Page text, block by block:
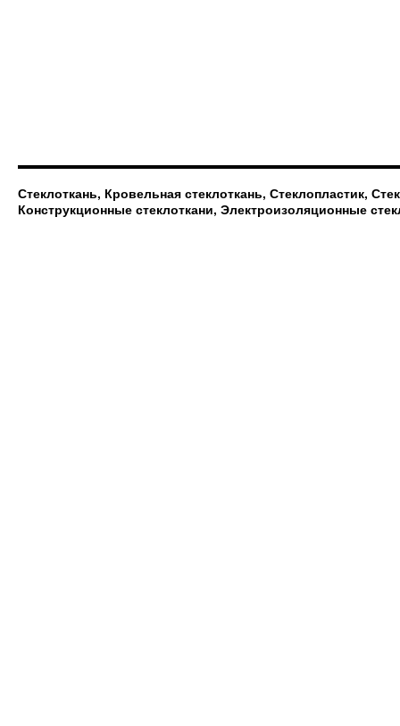
Стеклоткань, Кровельная стеклоткань, Стеклопластик,
Конструкционные стеклоткани, Электроизоляционные